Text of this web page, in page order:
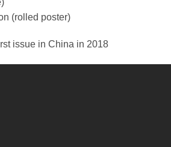
(rolled poster)
issue in China in 2018